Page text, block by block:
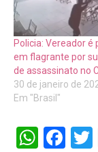
Policia: Vereador é
em flagrante por
de assassinato no
30 de janeiro de
Em "Brasil"